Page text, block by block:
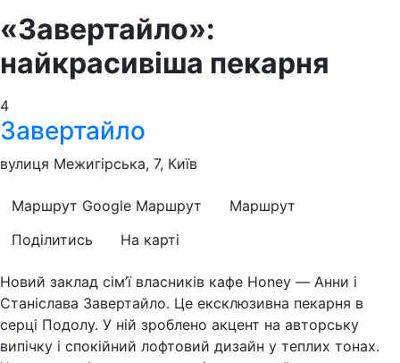
«Завертайло»:
найкрасивіша пекарня
4
Завертайло
вулиця Межигірська, 7, Київ
Маршрут Google Маршрут
Маршрут
Поділитись
На карті
Новий заклад сім’ї власників кафе Honey — Анни і
Станіслава Завертайло. Це ексклюзивна пекарня в
серці Подолу. У ній зроблено акцент на авторську
випічку і спокійний лофтовий дизайн у теплих тонах.